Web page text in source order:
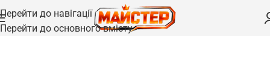
Перейти до навігації
Перейти до основного вмісту
Головна /Запчастини